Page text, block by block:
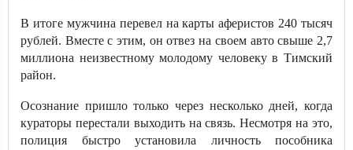
В итоге мужчина перевел на карты аферистов 240 тысяч
рублей. Вместе с этим, он отвез на своем авто свыше 2,7
миллиона неизвестному молодому человеку в Тимский
район.
Осознание пришло только через несколько дней, когда
кураторы перестали выходить на связь. Несмотря на это,
полиция быстро установила личность пособника